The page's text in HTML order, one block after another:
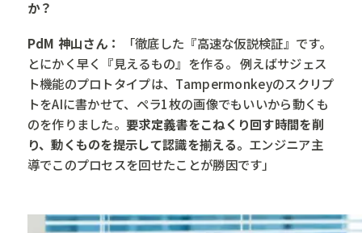
か？
PdM 神山さん：
「徹底した『高速な仮説検証』です。
とにかく早く『見えるもの』を作る。 例えばサジェス
ト機能のプロトタイプは、Tampermonkeyのスクリプ
トをAIに書かせて、ペラ1枚の画像でもいいから動くも
のを作りました。要求定義書をこねくり回す時間を削
り、動くものを提示して認識を揃える。 エンジニア主
導でこのプロセスを回せたことが勝因です」